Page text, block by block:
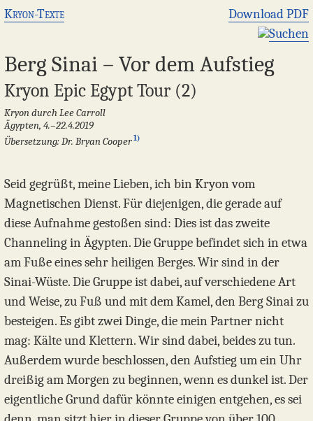
Kryon-Texte
Download PDF
Suchen
Berg Sinai – Vor dem Aufstieg
Kryon Epic Egypt Tour (2)
Kryon durch Lee Carroll
Ägypten, 4.–22.4.2019
Übersetzung: Dr. Bryan Cooper1)
Seid gegrüßt, meine Lieben, ich bin Kryon vom
Magnetischen Dienst. Für diejenigen, die gerade auf
diese Aufnahme gestoßen sind: Dies ist das zweite
Channeling in Ägypten. Die Gruppe befindet sich in etwa
am Fuße eines sehr heiligen Berges. Wir sind in der
Sinai-Wüste. Die Gruppe ist dabei, auf verschiedene Art
und Weise, zu Fuß und mit dem Kamel, den Berg Sinai zu
besteigen. Es gibt zwei Dinge, die mein Partner nicht
mag: Kälte und Klettern. Wir sind dabei, beides zu tun.
Außerdem wurde beschlossen, den Aufstieg um ein Uhr
dreißig am Morgen zu beginnen, wenn es dunkel ist. Der
eigentliche Grund dafür könnte einigen entgehen, es sei